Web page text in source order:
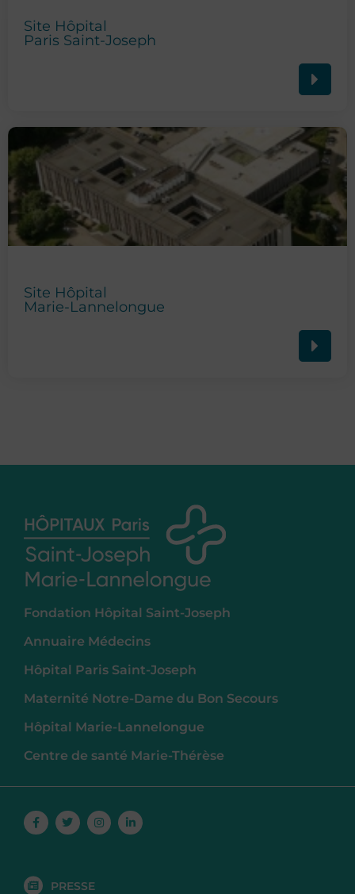
Site Hôpital
Paris Saint-Joseph
Site Hôpital
Marie-Lannelongue
Fondation Hôpital Saint-Joseph
Annuaire Médecins
Hôpital Paris Saint-Joseph
Maternité Notre-Dame du Bon Secours
Hôpital Marie-Lannelongue
Centre de santé Marie-Thérèse
Facebook-
f
TwitterInstagramLinkedin-
in
PRESSE